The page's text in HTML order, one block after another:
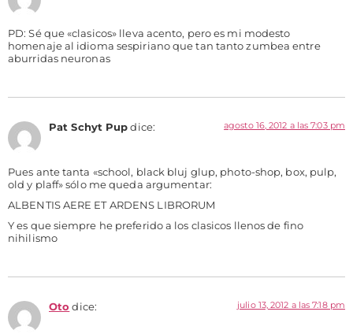
PD: Sé que «clasicos» lleva acento, pero es mi modesto
homenaje al idioma sespiriano que tan tanto zumbea entre
aburridas neuronas
Pat Schyt Pup dice: agosto 16, 2012 a las 7:03 pm
Pues ante tanta «school, black bluj glup, photo-shop, box, pulp,
old y plaff» sólo me queda argumentar:
ALBENTIS AERE ET ARDENS LIBRORUM
Y es que siempre he preferido a los clasicos llenos de fino
nihilismo
Oto dice: julio 13, 2012 a las 7:18 pm